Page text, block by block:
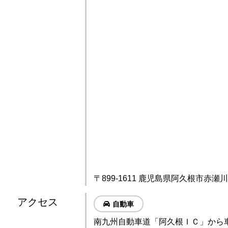
〒899-1611 鹿児島県阿久根市赤瀬川
アクセス 自動車
南九州自動車道「阿久根ＩＣ」から